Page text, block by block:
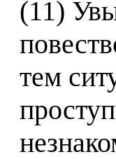
(11)
тем